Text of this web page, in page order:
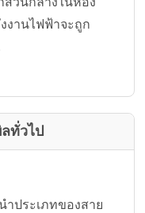
งานไฟฟ้าจะถูก
ทั่วไป
ำประเภทของสาย